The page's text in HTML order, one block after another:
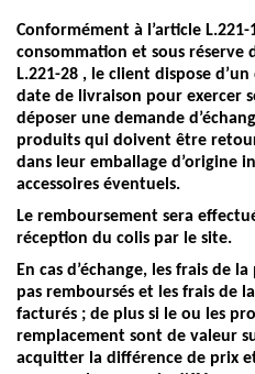
Conformément à l’article
consommation et sous réserve
L.221-28 , le client dispose
date de livraison pour exercer
déposer une demande
produits qui doivent être
dans leur emballage d’origine
accessoires éventuels.
Le remboursement sera
réception du colis par le site.
En cas d’échange, les frais de
pas remboursés et les frais de
facturés ; de plus si le ou les
remplacement sont de valeur
acquitter la différence de prix